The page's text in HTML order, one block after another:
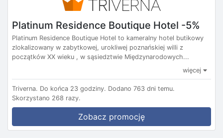
Platinum Residence Boutique Hotel -5%
Platinum Residence Boutique Hotel to kameralny hotel butikowy
zlokalizowany w zabytkowej, urokliwej poznańskiej willi z
początków XX wieku , w sąsiedztwie Międzynarodowych...
więcej
Triverna. Do końca 23 godziny. Dodano 763 dni temu.
Skorzystano 268 razy.
Zobacz promocję